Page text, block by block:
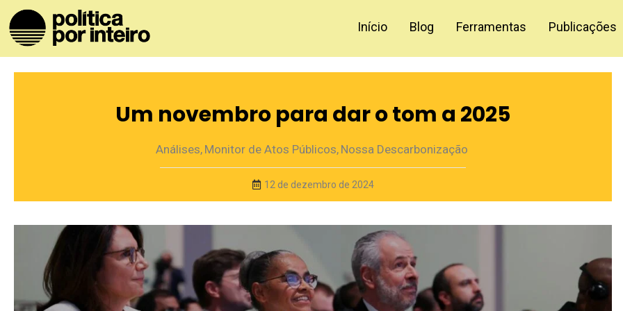
Início Blog Ferramentas Publicações
Um novembro para dar o tom a 2025
Análises, Monitor de Atos Públicos, Nossa Descarbonização
12 de dezembro de 2024